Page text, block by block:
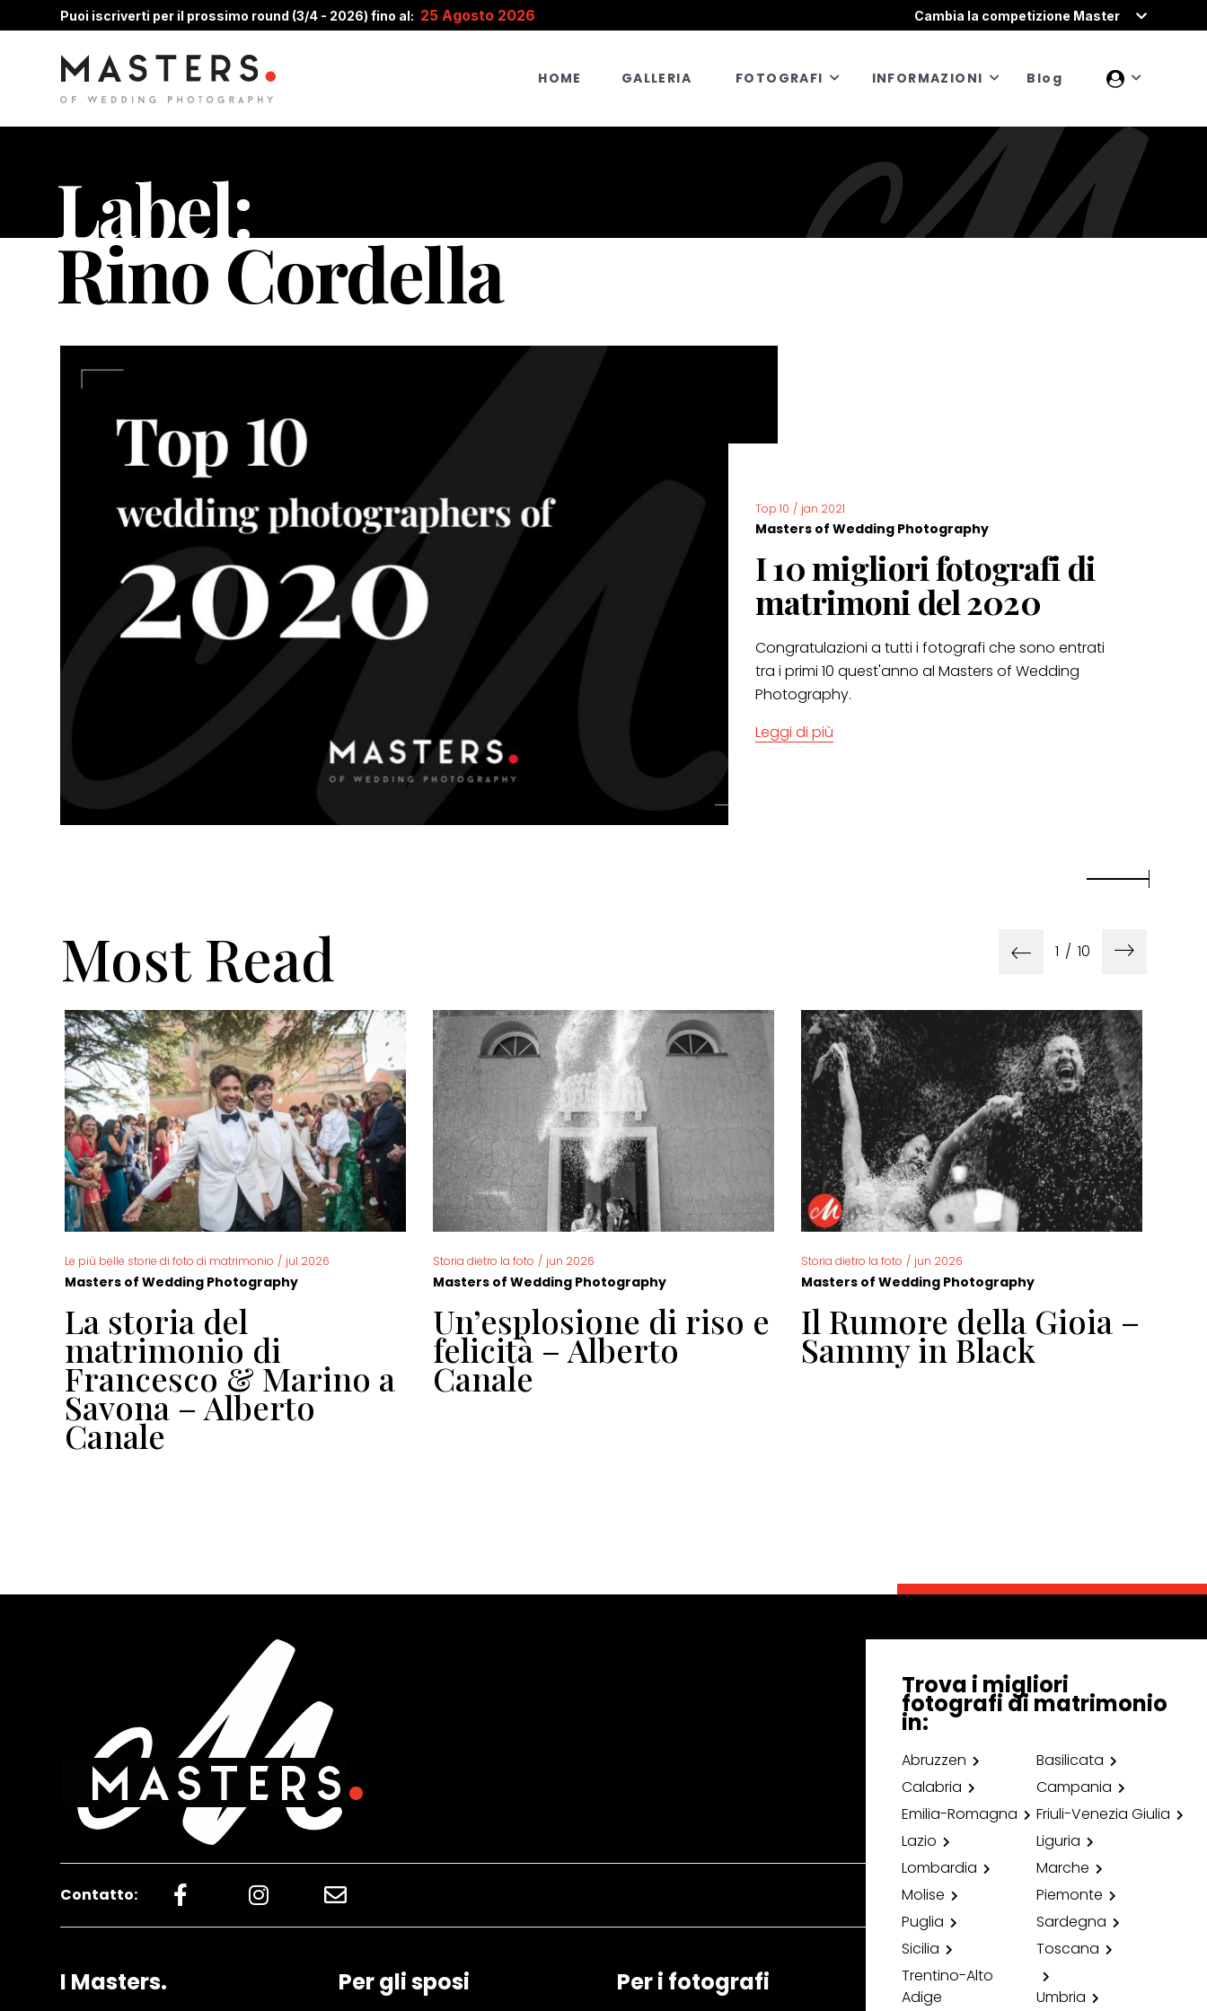
Puoi iscriverti per il prossimo round (3/4 - 2026) fino al: 25 Agosto 2026 Cambia la competizione Master
HOME GALLERIA FOTOGRAFI INFORMAZIONI Blog
Label:
Rino Cordella
Top 10 / jan 2021
Masters of Wedding Photography
I 10 migliori fotografi di
matrimoni del 2020
Congratulazioni a tutti i fotografi che sono entrati
tra i primi 10 quest'anno al Masters of Wedding
Photography.
Leggi di più
Most Read
Le più belle storie di foto di matrimonio / jul 2026
Masters of Wedding Photography
La storia del
matrimonio di
Francesco & Marino a
Savona – Alberto
Canale
Storia dietro la foto / jun 2026
Masters of Wedding Photography
Un’esplosione di riso e
felicità – Alberto
Canale
Storia dietro la foto / jun 2026
Masters of Wedding Photography
Il Rumore della Gioia –
Sammy in Black
1 / 10
Contatto:
I Masters. Per gli sposi Per i fotografi
Trova i migliori
fotografi di matrimonio
in:
Abruzzen
Basilicata
Calabria
Campania
Emilia-Romagna
Friuli-Venezia Giulia
Lazio
Liguria
Lombardia
Marche
Molise
Piemonte
Puglia
Sardegna
Sicilia
Toscana
Trentino-Alto
Adige
Umbria